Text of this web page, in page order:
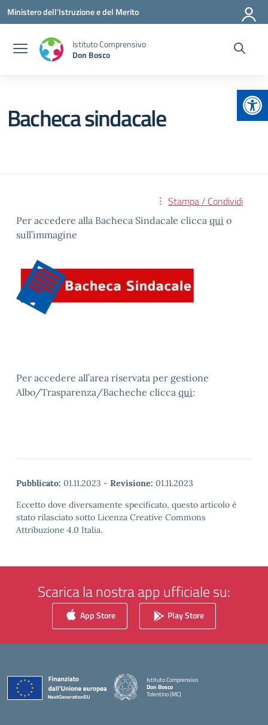
Vai ai contenuti
Vai al menu di navigazione
Vai al footer
Ministero dell'Istruzione e del Merito
Istituto Comprensivo
Don Bosco
Bacheca sindacale
Stampa / Condividi
Per accedere alla Bacheca Sindacale clicca qui o
sull’immagine
Per accedere all’area riservata per gestione
Albo/Trasparenza/Bacheche clicca qui:
Pubblicato: 01.11.2023 - Revisione: 01.11.2023
Eccetto dove diversamente specificato, questo articolo è
stato rilasciato sotto Licenza Creative Commons
Attribuzione 4.0 Italia.
Scarica la nostra app ufficiale su:
App Store Play Store
Istituto Comprensivo
Don Bosco
Tolentino (MC)